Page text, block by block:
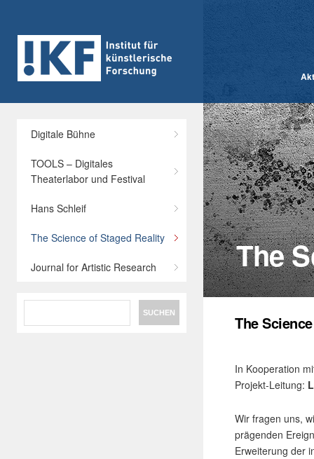
Digitale Bühne
TOOLS – Digitales
Theaterlabor und Festival
Hans Schleif
The Science of Staged Reality
Journal for Artistic Research The
The
In Kooperation
Projekt-Leitung:
Wir fragen uns,
prägenden
Erweiterung der